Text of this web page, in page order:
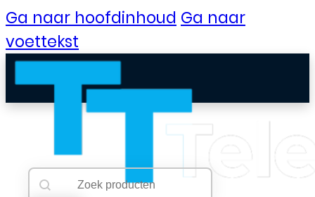
Ga naar hoofdinhoud Ga naar
voettekst
Searchbar
Search content